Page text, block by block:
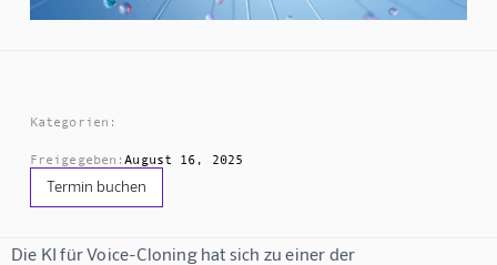
Kategorien:
Freigegeben:August 16, 2025
Termin buchen
Die KI für Voice-Cloning hat sich zu einer der